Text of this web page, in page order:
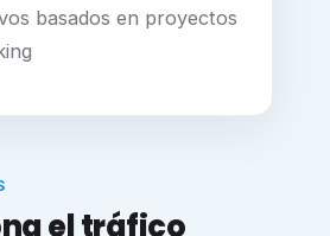
basados en proyectos
el tráfico